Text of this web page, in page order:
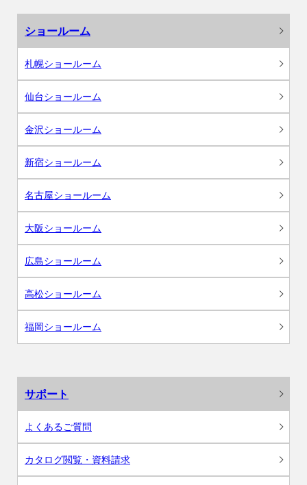
ショールーム
札幌ショールーム
仙台ショールーム
金沢ショールーム
新宿ショールーム
名古屋ショールーム
大阪ショールーム
広島ショールーム
高松ショールーム
福岡ショールーム
サポート
よくあるご質問
カタログ閲覧・資料請求